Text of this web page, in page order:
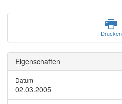
Drucken
Eigenschaften
Datum
02.03.2005